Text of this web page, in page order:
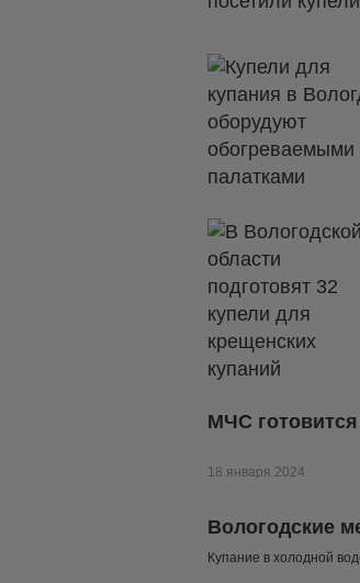
МЧС
18 января 2024
Вологодские
Купание в холодной